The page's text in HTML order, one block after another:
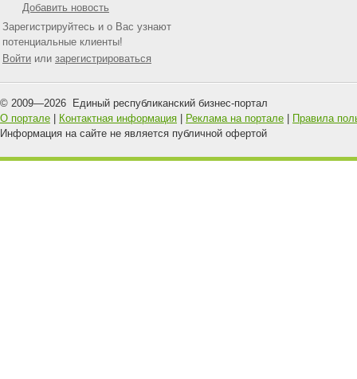
Добавить новость
Зарегистрируйтесь и о Вас узнают
потенциальные клиенты!
Войти или зарегистрироваться
© 2009—2026 Единый республиканский бизнес-портал
О портале
Контактная информация Реклама на портале
Правила
Информация на сайте не является публичной офертой